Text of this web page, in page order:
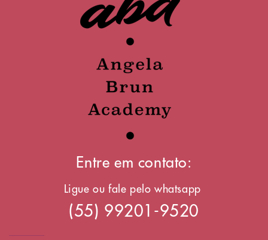
Entre em contato:
Ligue ou fale pelo whatsapp
(55) 99201-9520